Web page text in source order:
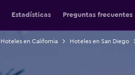
Estadísticas Preguntas frecuentes
Hoteles en California Hoteles en San Diego